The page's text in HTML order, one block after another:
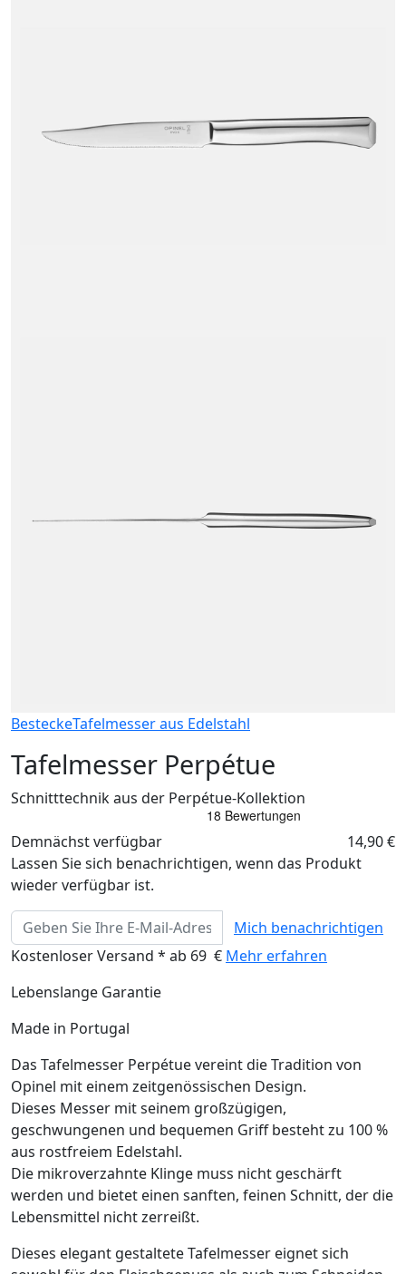
BesteckeTafelmesser aus Edelstahl
Tafelmesser Perpétue
Schnitttechnik aus der Perpétue-Kollektion
Demnächst verfügbar
14,90 €
Lassen Sie sich benachrichtigen, wenn das Produkt
wieder verfügbar ist.
Mich benachrichtigen
Kostenloser Versand * ab 69 € Mehr erfahren
Lebenslange Garantie
Made in Portugal
Das Tafelmesser Perpétue vereint die Tradition von
Opinel mit einem zeitgenössischen Design.
Dieses Messer mit seinem großzügigen,
geschwungenen und bequemen Griff besteht zu 100 %
aus rostfreiem Edelstahl.
Die mikroverzahnte Klinge muss nicht geschärft
werden und bietet einen sanften, feinen Schnitt, der die
Lebensmittel nicht zerreißt.
Dieses elegant gestaltete Tafelmesser eignet sich